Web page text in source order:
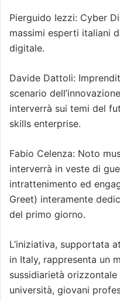
Pierguido Iezzi: Cyber
massimi esperti italiani
digitale.
Davide Dattoli:
scenario
interverrà sui temi del
skills enterprise.
Fabio Celenza: Noto
interverrà in veste di
intrattenimento ed
Greet) interamente
del primo giorno.
L’iniziativa, supportata
in Italy, rappresenta un
sussidiarietà
università, giovani